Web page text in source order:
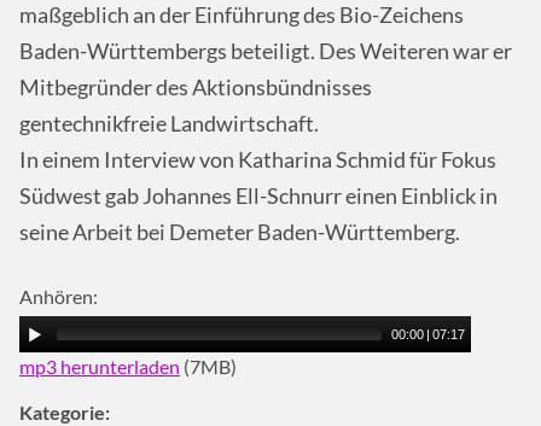
maßgeblich an der Einführung des Bio-Zeichens
Baden-Württembergs beteiligt. Des Weiteren war er
Mitbegründer des Aktionsbündnisses
gentechnikfreie Landwirtschaft.
In einem Interview von Katharina Schmid für Fokus
Südwest gab Johannes Ell-Schnurr einen Einblick in
seine Arbeit bei Demeter Baden-Württemberg.
Anhören:
00:00 | 07:17
mp3 herunterladen (7MB)
Kategorie: